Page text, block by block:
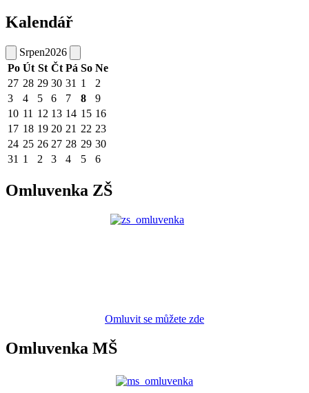
Kalendář
Srpen2026
Po Út St Čt Pá So Ne
27 28 29 30 31 1
2
3
4 5 6 7 8
9
10 11 12 13 14 15 16
17 18 19 20 21 22 23
24 25 26 27 28 29 30
31 1 2 3 4 5 6
Omluvenka ZŠ
Omluvit se můžete zde
Omluvenka MŠ